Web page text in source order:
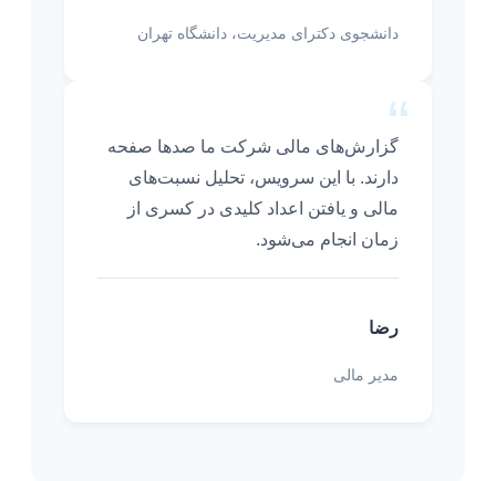
دانشجوی دکترای مدیریت، دانشگاه تهران
“گزارش‌های مالی شرکت ما صدها صفحه
دارند. با این سرویس، تحلیل نسبت‌های
مالی و یافتن اعداد کلیدی در کسری از
زمان انجام می‌شود.
رضا
مدیر مالی